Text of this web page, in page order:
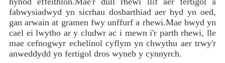
fabwysiadwyd yn sicrhau dosbarthiad aer hyd yn oed,
gan arwain at gramen fwy unffurf a rhewi.Mae bwyd yn
cael ei lwytho ar y cludwr ac i mewn i'r parth rhewi, lle
mae cefnogwyr echelinol cyflym yn chwythu aer trwy'r
anweddydd yn fertigol dros wyneb y cynnyrch.